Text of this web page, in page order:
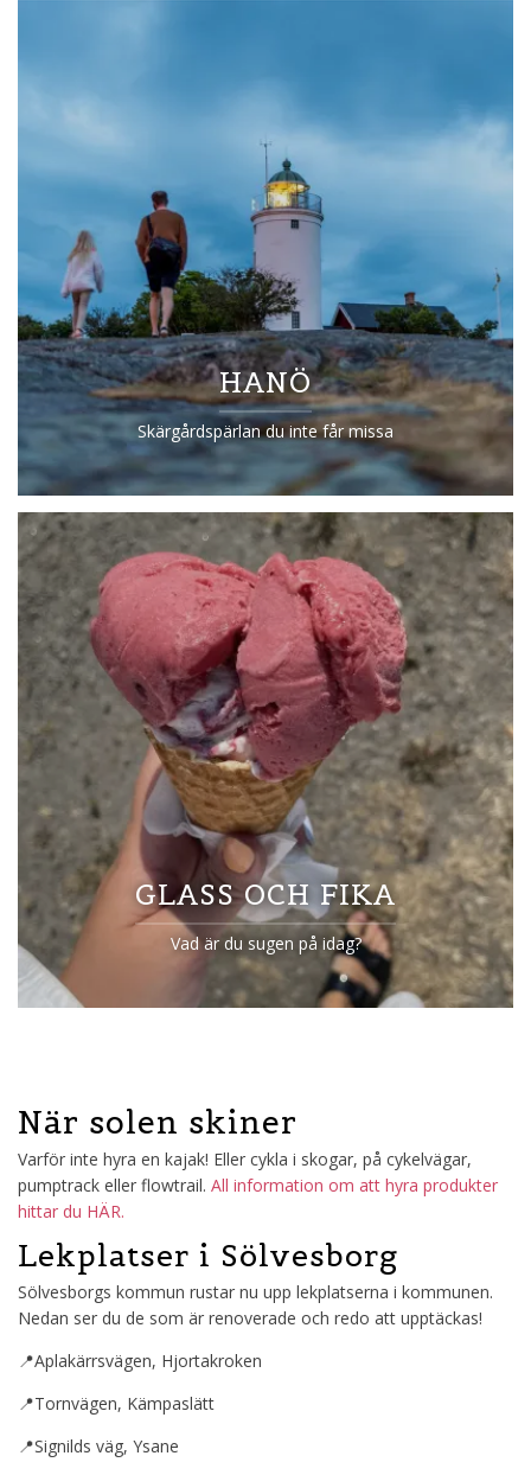
HANÖ
Skärgårdspärlan du inte får missa
GLASS OCH FIKA
Vad är du sugen på idag?
När solen skiner
Varför inte hyra en kajak! Eller cykla i skogar, på cykelvägar,
pumptrack eller flowtrail. All information om att hyra produkter
hittar du HÄR.
Lekplatser i Sölvesborg
Sölvesborgs kommun rustar nu upp lekplatserna i kommunen.
Nedan ser du de som är renoverade och redo att upptäckas!
📍Aplakärrsvägen, Hjortakroken
📍Tornvägen, Kämpaslätt
📍Signilds väg, Ysane